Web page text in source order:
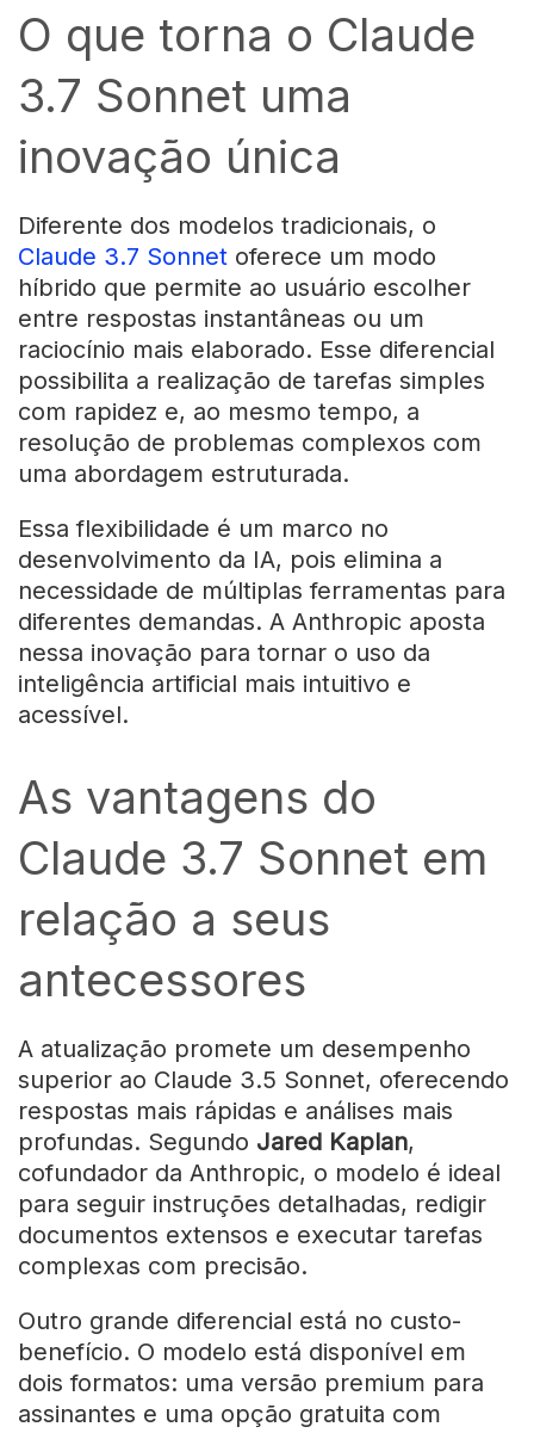
O que torna o Claude
3.7 Sonnet uma
inovação única
Diferente dos modelos tradicionais, o
Claude 3.7 Sonnet oferece um modo
híbrido que permite ao usuário escolher
entre respostas instantâneas ou um
raciocínio mais elaborado. Esse diferencial
possibilita a realização de tarefas simples
com rapidez e, ao mesmo tempo, a
resolução de problemas complexos com
uma abordagem estruturada.
Essa flexibilidade é um marco no
desenvolvimento da IA, pois elimina a
necessidade de múltiplas ferramentas para
diferentes demandas. A Anthropic aposta
nessa inovação para tornar o uso da
inteligência artificial mais intuitivo e
acessível.
As vantagens do
Claude 3.7 Sonnet em
relação a seus
antecessores
A atualização promete um desempenho
superior ao Claude 3.5 Sonnet, oferecendo
respostas mais rápidas e análises mais
profundas. Segundo Jared Kaplan,
cofundador da Anthropic, o modelo é ideal
para seguir instruções detalhadas, redigir
documentos extensos e executar tarefas
complexas com precisão.
Outro grande diferencial está no custo-
benefício. O modelo está disponível em
dois formatos: uma versão premium para
assinantes e uma opção gratuita com